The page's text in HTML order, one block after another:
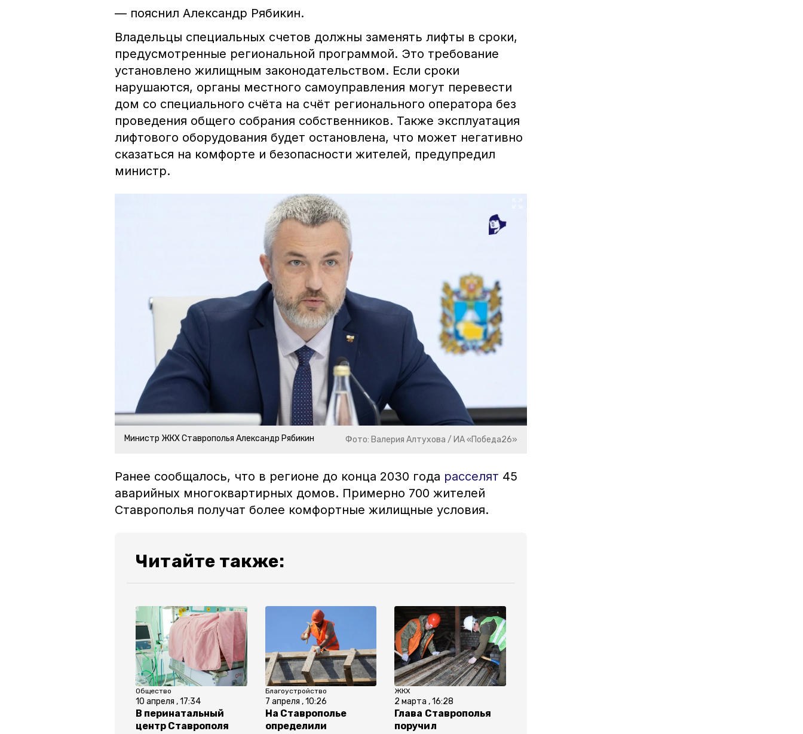
— пояснил Александр Рябикин.
Владельцы специальных счетов должны заменять лифты в сроки,
предусмотренные региональной программой. Это требование
установлено жилищным законодательством. Если сроки
нарушаются, органы местного самоуправления могут перевести
дом со специального счёта на счёт регионального оператора без
проведения общего собрания собственников. Также эксплуатация
лифтового оборудования будет остановлена, что может негативно
сказаться на комфорте и безопасности жителей, предупредил
министр.
Министр ЖКХ Ставрополья Александр Рябикин Фото: Валерия Алтухова / ИА «Победа26»
Ранее сообщалось, что в регионе до конца 2030 года расселят 45
аварийных многоквартирных домов. Примерно 700 жителей
Ставрополья получат более комфортные жилищные условия.
Читайте также:
Общество
10 апреля , 17:34
В перинатальный
центр Ставрополя
Благоустройство
7 апреля , 10:26
На Ставрополье
определили
ЖКХ
2 марта , 16:28
Глава Ставрополья
поручил